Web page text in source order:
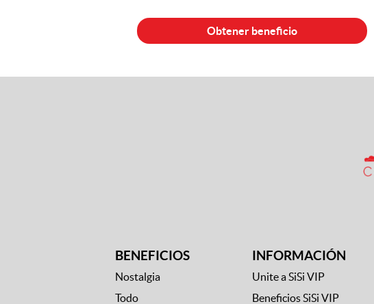
BENEFICIOS
Nostalgia
Todo
INFORMACIÓN
Unite a SiSi VIP
Beneficios SiSi VIP